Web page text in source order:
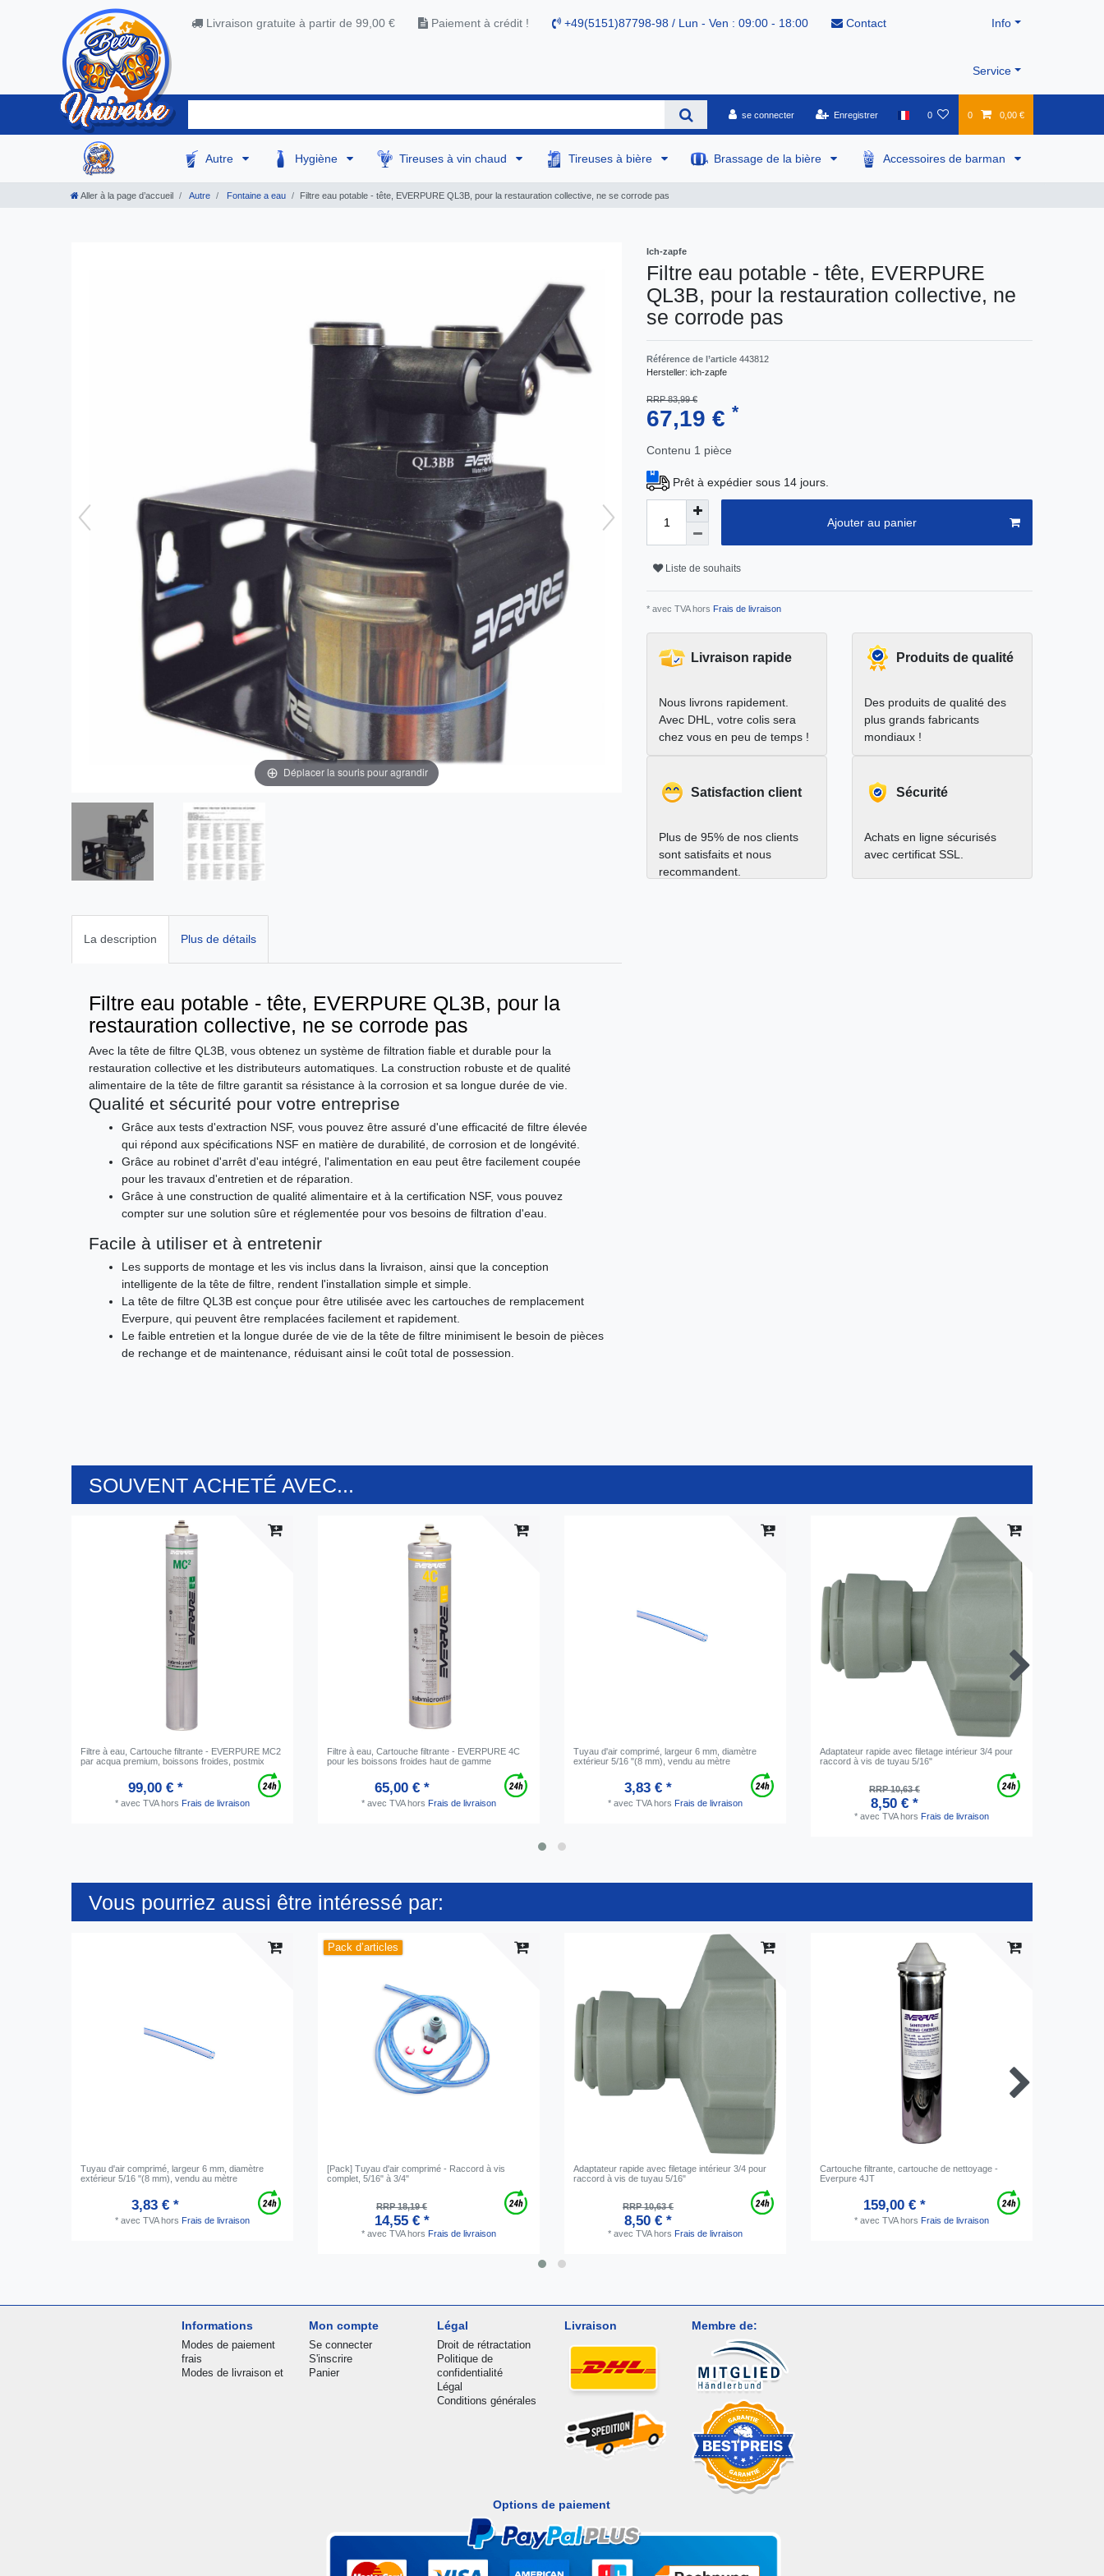
Livraison gratuite à partir de 99,00 € Paiement à crédit ! +49(5151)87798-98 / Lun - Ven : 09:00 - 18:00 Contact Info
Service
se connecter Enregistrer 0 0 0,00 €
Autre Hygiène Tireuses à vin chaud Tireuses à bière Brassage de la bière Accessoires de barman
Aller à la page d’accueil Autre Fontaine a eau Filtre eau potable - tête, EVERPURE QL3B, pour la restauration collective, ne se corrode pas
Déplacer la souris pour agrandir
La description Plus de détails
Filtre eau potable - tête, EVERPURE QL3B, pour la
restauration collective, ne se corrode pas
Avec la tête de filtre QL3B, vous obtenez un système de filtration fiable et durable pour la
restauration collective et les distributeurs automatiques. La construction robuste et de qualité
alimentaire de la tête de filtre garantit sa résistance à la corrosion et sa longue durée de vie.
Qualité et sécurité pour votre entreprise
Grâce aux tests d'extraction NSF, vous pouvez être assuré d'une efficacité de filtre élevée
qui répond aux spécifications NSF en matière de durabilité, de corrosion et de longévité.
Grâce au robinet d'arrêt d'eau intégré, l'alimentation en eau peut être facilement coupée
pour les travaux d'entretien et de réparation.
Grâce à une construction de qualité alimentaire et à la certification NSF, vous pouvez
compter sur une solution sûre et réglementée pour vos besoins de filtration d'eau.
Facile à utiliser et à entretenir
Les supports de montage et les vis inclus dans la livraison, ainsi que la conception
intelligente de la tête de filtre, rendent l'installation simple et simple.
La tête de filtre QL3B est conçue pour être utilisée avec les cartouches de remplacement
Everpure, qui peuvent être remplacées facilement et rapidement.
Le faible entretien et la longue durée de vie de la tête de filtre minimisent le besoin de pièces
de rechange et de maintenance, réduisant ainsi le coût total de possession.
Ich-zapfe
Filtre eau potable - tête, EVERPURE
QL3B, pour la restauration collective, ne
se corrode pas
Référence de l’article 443812
Hersteller: ich-zapfe
RRP 83,99 €
67,19 € *
Contenu 1 pièce
Prêt à expédier sous 14 jours.
Ajouter au panier
Liste de souhaits
* avec TVA hors Frais de livraison
Livraison rapide
Nous livrons rapidement.
Avec DHL, votre colis sera
chez vous en peu de temps !
Produits de qualité
Des produits de qualité des
plus grands fabricants
mondiaux !
Satisfaction client
Plus de 95% de nos clients
sont satisfaits et nous
recommandent.
Sécurité
Achats en ligne sécurisés
avec certificat SSL.
SOUVENT ACHETÉ AVEC...
Filtre à eau, Cartouche filtrante - EVERPURE MC2
par acqua premium, boissons froides, postmix
99,00 € *
* avec TVAhors Frais de livraison
Filtre à eau, Cartouche filtrante - EVERPURE 4C
pour les boissons froides haut de gamme
65,00 € *
* avec TVAhors Frais de livraison
Tuyau d'air comprimé, largeur 6 mm, diamètre
extérieur 5/16 "(8 mm), vendu au mètre
3,83 € *
* avec TVAhors Frais de livraison
Adaptateur rapide avec filetage intérieur 3/4 pour
raccord à vis de tuyau 5/16"
RRP 10,63 €
8,50 € *
* avec TVAhors Frais de livraison
Vous pourriez aussi être intéressé par:
Tuyau d'air comprimé, largeur 6 mm, diamètre
extérieur 5/16 "(8 mm), vendu au mètre
3,83 € *
* avec TVAhors Frais de livraison
Pack d’articles
[Pack] Tuyau d'air comprimé - Raccord à vis
complet, 5/16" à 3/4"
RRP 18,19 €
14,55 € *
* avec TVAhors Frais de livraison
Adaptateur rapide avec filetage intérieur 3/4 pour
raccord à vis de tuyau 5/16"
RRP 10,63 €
8,50 € *
* avec TVAhors Frais de livraison
Сartouche filtrante, cartouche de nettoyage -
Everpure 4JT
159,00 € *
* avec TVAhors Frais de livraison
Informations
Modes de paiement
frais
Modes de livraison et
Mon compte
Se connecter
S'inscrire
Panier
Légal
Droit de rétractation
Politique de
confidentialité
Légal
Conditions générales
Livraison Membre de:
Options de paiement